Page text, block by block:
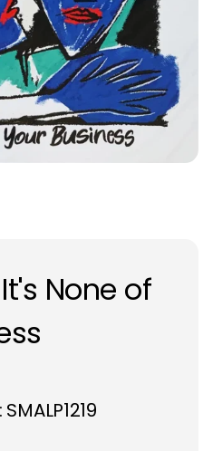
None of